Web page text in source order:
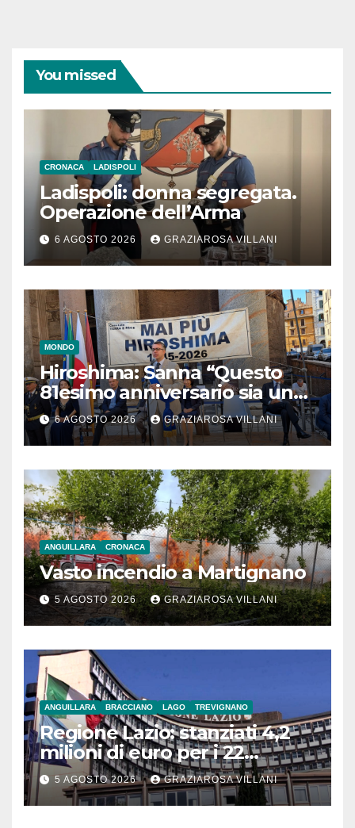
You missed
CRONACA LADISPOLI
Ladispoli: donna segregata.
Operazione dell’Arma
6 AGOSTO 2026 GRAZIAROSA VILLANI
MONDO
Hiroshima: Sanna “Questo
81esimo anniversario sia un
monito per tutti”
6 AGOSTO 2026 GRAZIAROSA VILLANI
ANGUILLARA CRONACA
Vasto incendio a Martignano
5 AGOSTO 2026 GRAZIAROSA VILLANI
ANGUILLARA BRACCIANO LAGO TREVIGNANO
Regione Lazio: stanziati 4,2
milioni di euro per i 22
Comuni dell’Etruria
Meridionale
5 AGOSTO 2026 GRAZIAROSA VILLANI